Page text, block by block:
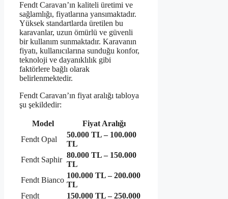
Fendt Caravan’ın kaliteli üretimi ve
sağlamlığı, fiyatlarına yansımaktadır.
Yüksek standartlarda üretilen bu
karavanlar, uzun ömürlü ve güvenli
bir kullanım sunmaktadır. Karavanın
fiyatı, kullanıcılarına sunduğu konfor,
teknoloji ve dayanıklılık gibi
faktörlere bağlı olarak
belirlenmektedir.
Fendt Caravan’ın fiyat aralığı tabloya
şu şekildedir:
Model
Fiyat Aralığı
Fendt Opal
50.000 TL – 100.000
TL
Fendt Saphir
80.000 TL – 150.000
TL
Fendt Bianco
100.000 TL – 200.000
TL
Fendt
150.000 TL – 250.000